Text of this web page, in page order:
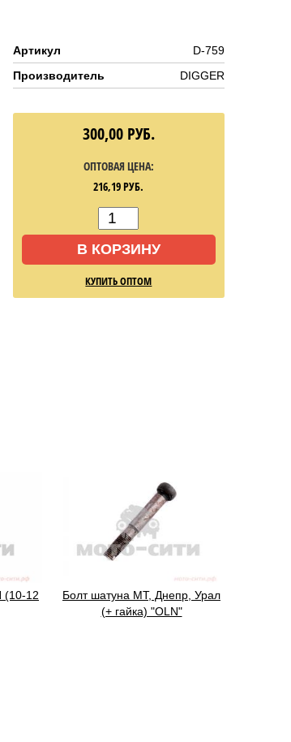
Артикул
D-759
Производитель
DIGGER
300,00 РУБ.
ОПТОВАЯ ЦЕНА:
216,19РУБ.
В КОРЗИНУ
КУПИТЬ ОПТОМ
(10-12
Болт шатуна МТ, Днепр, Урал
(+ гайка) "OLN"